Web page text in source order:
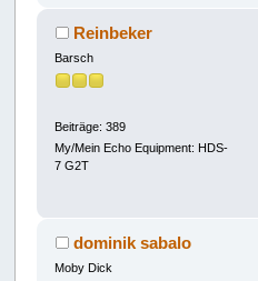
Reinbeker
Barsch
Beiträge: 389
My/Mein Echo Equipment: HDS-
7 G2T
dominik sabalo
Moby Dick